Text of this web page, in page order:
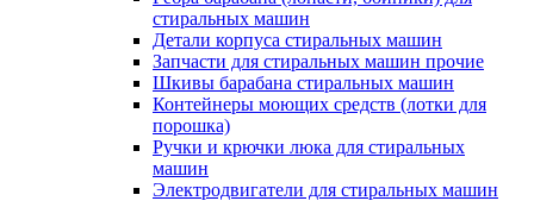
стиральных машин
Детали корпуса стиральных машин
Запчасти для стиральных машин прочие
Шкивы барабана стиральных машин
Контейнеры моющих средств (лотки для
порошка)
Ручки и крючки люка для стиральных
машин
Электродвигатели для стиральных машин